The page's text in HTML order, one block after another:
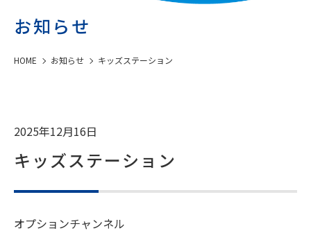
お知らせ
HOME お知らせ キッズステーション
2025年12月16日
キッズステーション
オプションチャンネル